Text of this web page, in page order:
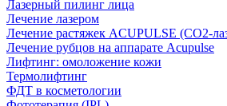
Лазерный пилинг лица
Лечение лазером
Лечение растяжек ACUPULSE (CO2-
Лечение рубцов на аппарате Acupulse
Лифтинг: омоложение кожи
Термолифтинг
ФДТ в косметологии